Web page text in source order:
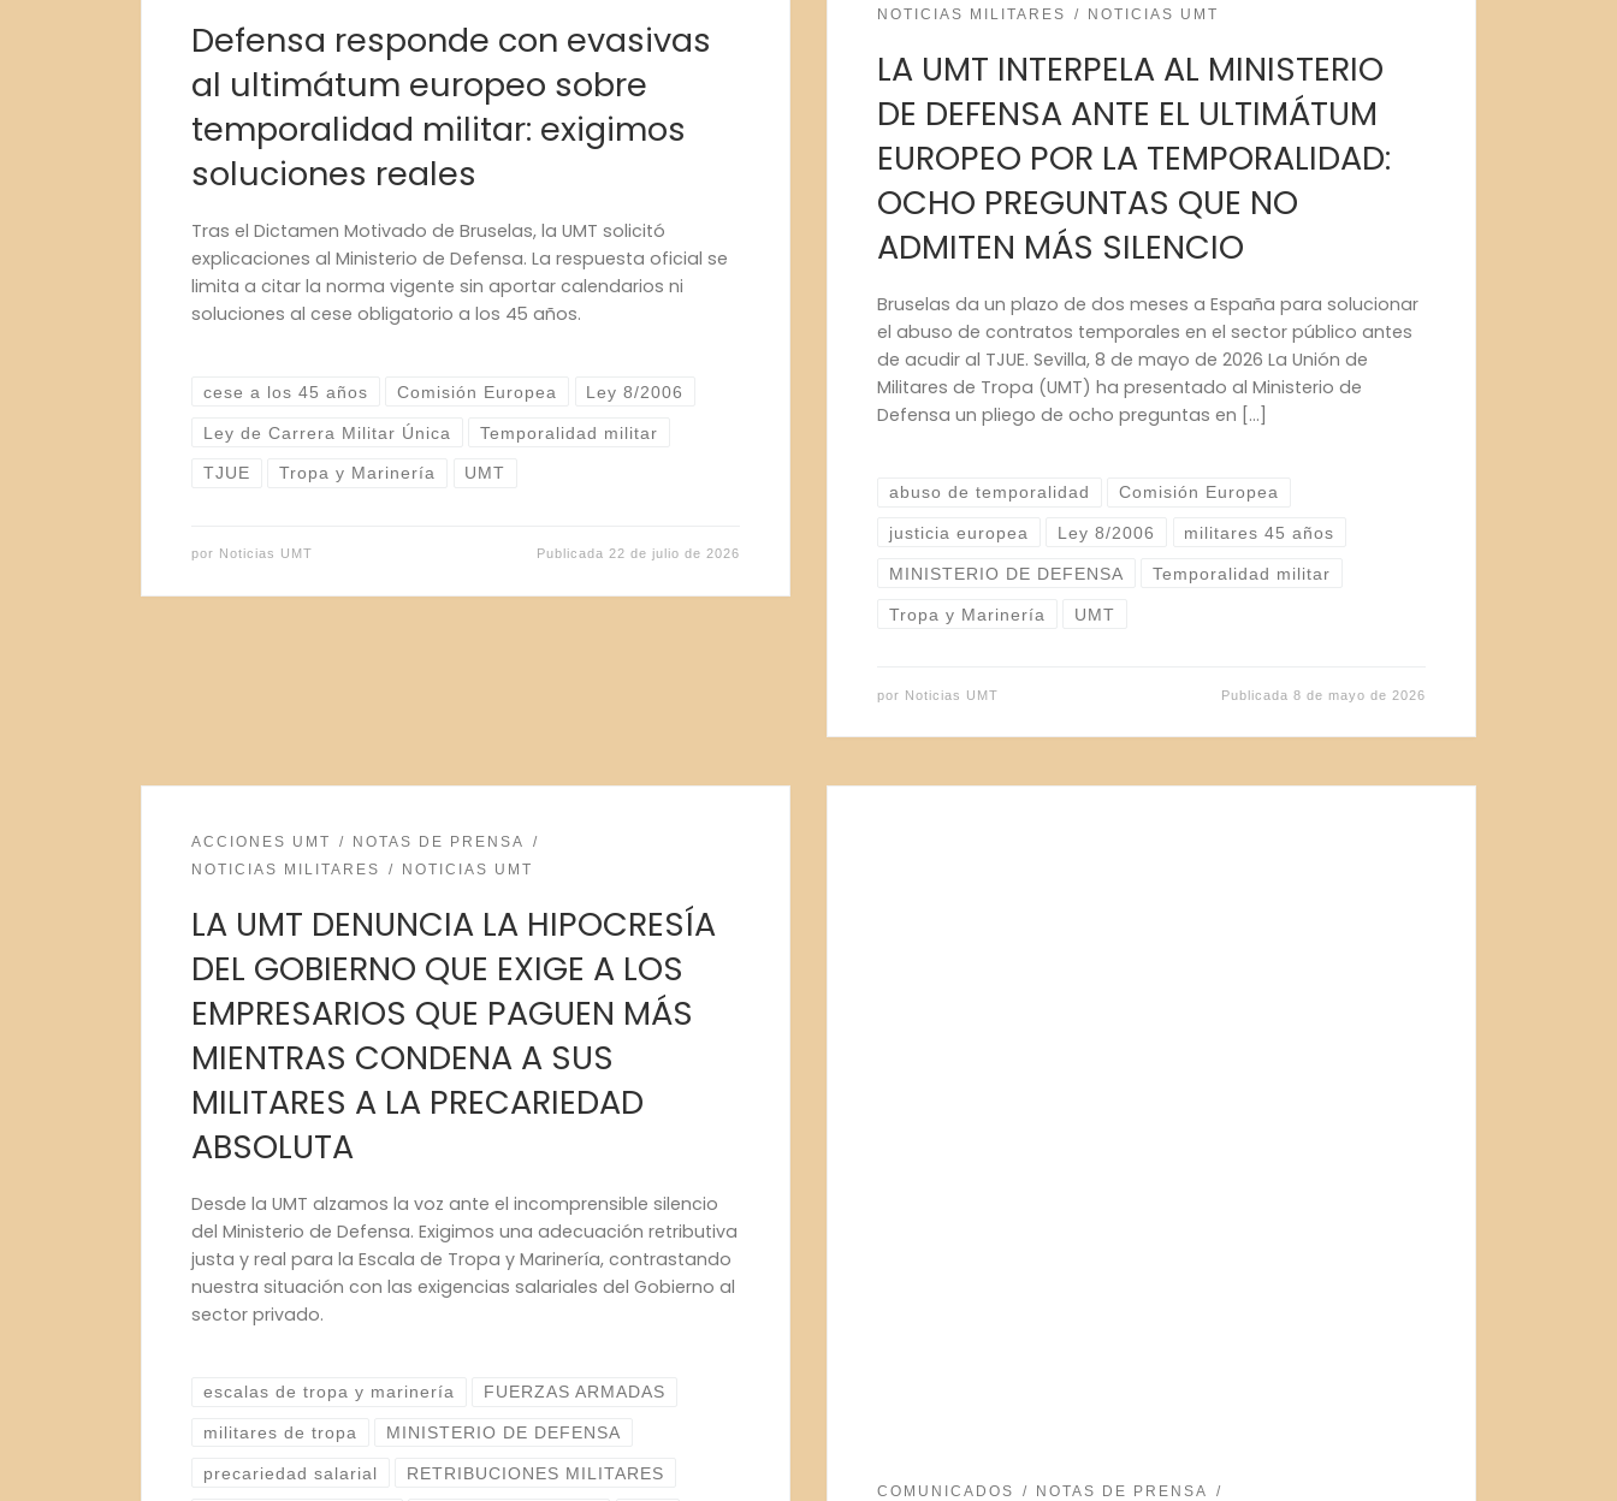
Defensa responde con evasivas
al ultimátum europeo sobre
temporalidad militar: exigimos
soluciones reales
Tras el Dictamen Motivado de Bruselas, la UMT solicitó
explicaciones al Ministerio de Defensa. La respuesta oficial se
limita a citar la norma vigente sin aportar calendarios ni
soluciones al cese obligatorio a los 45 años.
cese a los 45 años Comisión Europea Ley 8/2006
Ley de Carrera Militar Única Temporalidad militar
TJUE Tropa y Marinería UMT
por Noticias UMT Publicada 22 de julio de 2026
NOTICIAS MILITARES
NOTICIAS UMT
LA UMT INTERPELA AL MINISTERIO
DE DEFENSA ANTE EL ULTIMÁTUM
EUROPEO POR LA TEMPORALIDAD:
OCHO PREGUNTAS QUE NO
ADMITEN MÁS SILENCIO
Bruselas da un plazo de dos meses a España para solucionar
el abuso de contratos temporales en el sector público antes
de acudir al TJUE. Sevilla, 8 de mayo de 2026 La Unión de
Militares de Tropa (UMT) ha presentado al Ministerio de
Defensa un pliego de ocho preguntas en […]
abuso de temporalidad Comisión Europea
justicia europea Ley 8/2006 militares 45 años
MINISTERIO DE DEFENSA Temporalidad militar
Tropa y Marinería UMT
por Noticias UMT Publicada 8 de mayo de 2026
ACCIONES UMT
NOTAS DE PRENSA
NOTICIAS MILITARES
NOTICIAS UMT
LA UMT DENUNCIA LA HIPOCRESÍA
DEL GOBIERNO QUE EXIGE A LOS
EMPRESARIOS QUE PAGUEN MÁS
MIENTRAS CONDENA A SUS
MILITARES A LA PRECARIEDAD
ABSOLUTA
Desde la UMT alzamos la voz ante el incomprensible silencio
del Ministerio de Defensa. Exigimos una adecuación retributiva
justa y real para la Escala de Tropa y Marinería, contrastando
nuestra situación con las exigencias salariales del Gobierno al
sector privado.
escalas de tropa y marinería FUERZAS ARMADAS
militares de tropa MINISTERIO DE DEFENSA
precariedad salarial RETRIBUCIONES MILITARES
COMUNICADOS
NOTAS DE PRENSA